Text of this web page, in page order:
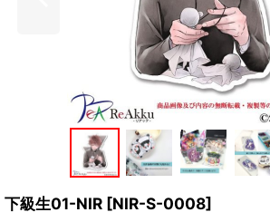
下級生01-NIR [NIR-S-0008]